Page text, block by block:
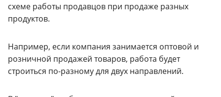
схеме работы продавцов при продаже разных
продуктов.
Например, если компания занимается оптовой и
розничной продажей товаров, работа будет
строиться по-разному для двух направлений.